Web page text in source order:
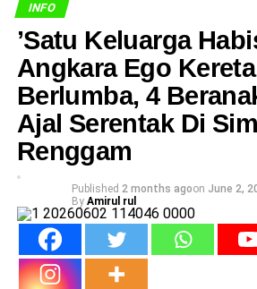
INFO
​’Satu Keluarga
Angkara Ego
Berlumba, 4
Ajal Serentak Di
Renggam
Published 2 months agoon June 2,
By Amirul rul